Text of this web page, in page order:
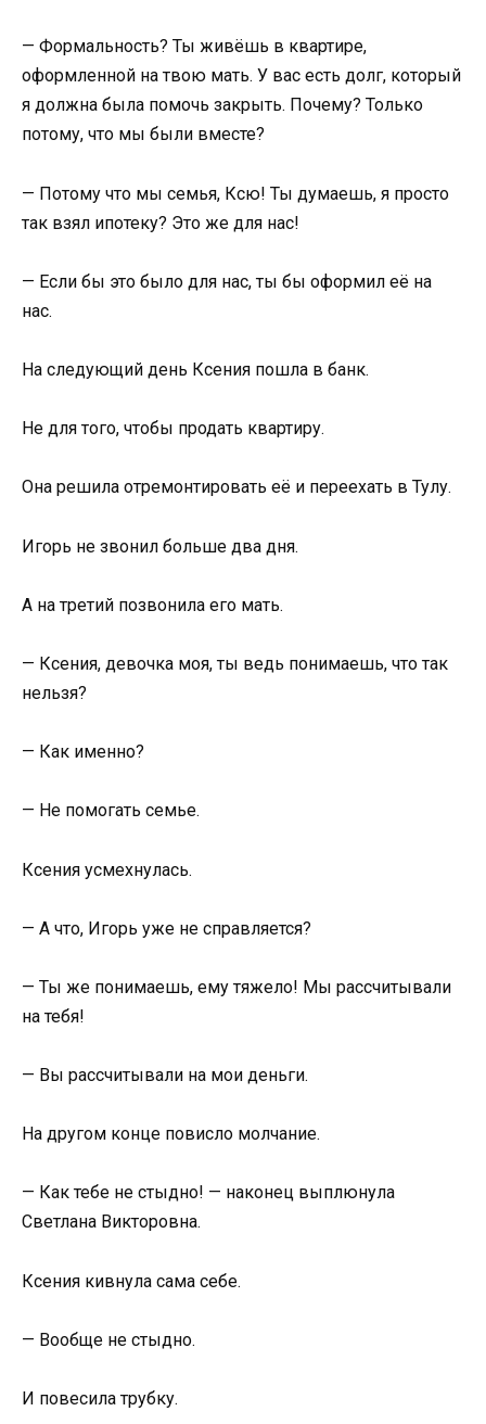
— Формальность? Ты живёшь в квартире,
оформленной на твою мать. У вас есть долг, который
я должна была помочь закрыть. Почему? Только
потому, что мы были вместе?
— Потому что мы семья, Ксю! Ты думаешь, я просто
так взял ипотеку? Это же для нас!
— Если бы это было для нас, ты бы оформил её на
нас.
На следующий день Ксения пошла в банк.
Не для того, чтобы продать квартиру.
Она решила отремонтировать её и переехать в Тулу.
Игорь не звонил больше два дня.
А на третий позвонила его мать.
— Ксения, девочка моя, ты ведь понимаешь, что так
нельзя?
— Как именно?
— Не помогать семье.
Ксения усмехнулась.
— А что, Игорь уже не справляется?
— Ты же понимаешь, ему тяжело! Мы рассчитывали
на тебя!
— Вы рассчитывали на мои деньги.
На другом конце повисло молчание.
— Как тебе не стыдно! — наконец выплюнула
Светлана Викторовна.
Ксения кивнула сама себе.
— Вообще не стыдно.
И повесила трубку.